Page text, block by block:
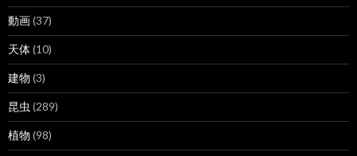
動画(37)
天体(10)
建物 (3)
昆虫 (289)
植物 (98)